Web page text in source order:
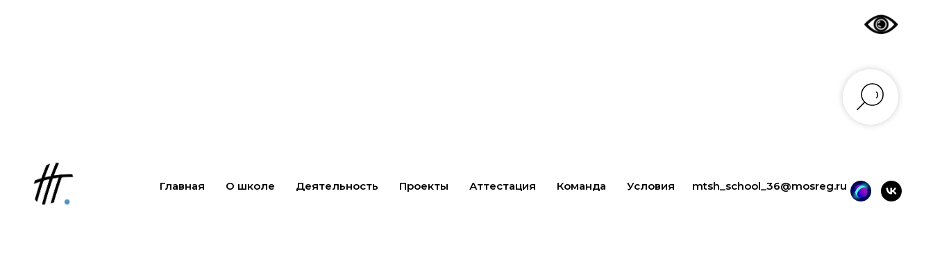
Главная О школе Деятельность Проекты Аттестация Команда Условия mtsh_school_36@mosreg.ru